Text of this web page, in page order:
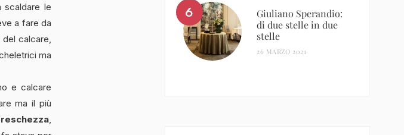
scaldare le
a fare da
calcare,
ma
e calcare
ma il più
,
Giuliano Sperandio:
di due stelle in due
stelle
26 MARZO 2021